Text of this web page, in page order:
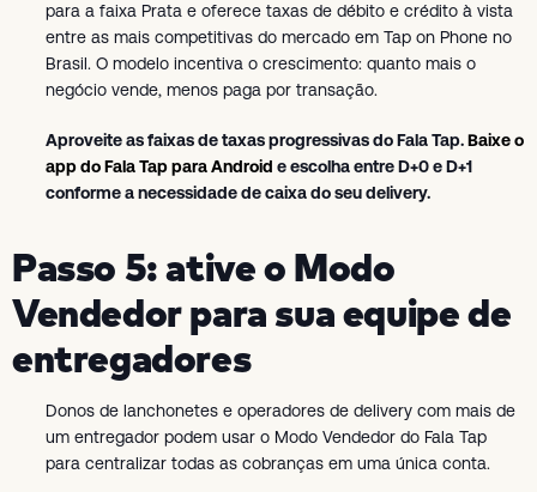
para a faixa Prata e oferece taxas de débito e crédito à vista
entre as mais competitivas do mercado em Tap on Phone no
Brasil. O modelo incentiva o crescimento: quanto mais o
negócio vende, menos paga por transação.
Aproveite as faixas de taxas progressivas do Fala Tap.Baixe o
app do Fala Tap para Android e escolha entre D+0 e D+1
conforme a necessidade de caixa do seu delivery.
Passo 5: ative o Modo
Vendedor para sua equipe de
entregadores
Donos de lanchonetes e operadores de delivery com mais de
um entregador podem usar o Modo Vendedor do Fala Tap
para centralizar todas as cobranças em uma única conta.